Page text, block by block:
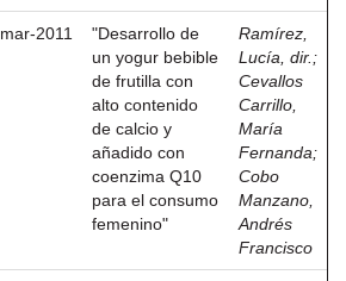
mar-2011
"Desarrollo de
un yogur bebible
de frutilla con
alto contenido
de calcio y
añadido con
coenzima Q10
para el consumo
femenino"
Ramírez,
Lucía, dir. ;
Cevallos
Carrillo,
María
Fernanda;
Cobo
Manzano,
Andrés
Francisco